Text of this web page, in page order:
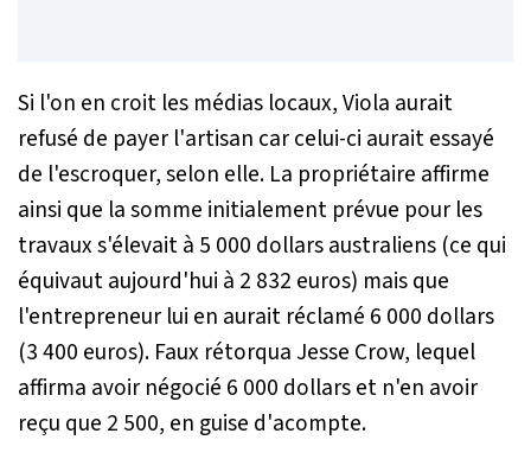
Si l'on en croit les médias locaux, Viola aurait
refusé de payer l'artisan car celui-ci aurait essayé
de l'escroquer, selon elle. La propriétaire affirme
ainsi que la somme initialement prévue pour les
travaux s'élevait à 5 000 dollars australiens (ce qui
équivaut aujourd'hui à 2 832 euros) mais que
l'entrepreneur lui en aurait réclamé 6 000 dollars
(3 400 euros). Faux rétorqua Jesse Crow, lequel
affirma avoir négocié 6 000 dollars et n'en avoir
reçu que 2 500, en guise d'acompte.